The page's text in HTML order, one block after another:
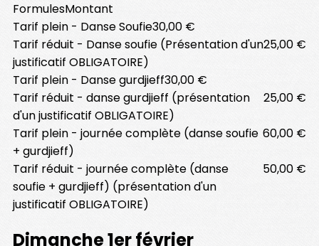
FormulesMontant
Tarif plein - Danse Soufie30,00 €
Tarif réduit - Danse soufie (Présentation d'un
justificatif OBLIGATOIRE)
25,00 €
Tarif plein - Danse gurdjieff30,00 €
Tarif réduit - danse gurdjieff (présentation
d'un justificatif OBLIGATOIRE)
25,00 €
Tarif plein - journée complète (danse soufie
+ gurdjieff)
60,00 €
Tarif réduit - journée complète (danse
soufie + gurdjieff) (présentation d'un
justificatif OBLIGATOIRE)
50,00 €
Dimanche 1er février